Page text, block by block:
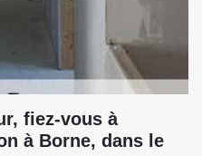
fiez-vous à
à Borne, dans le